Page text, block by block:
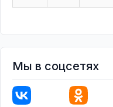
Мы в соцсетях